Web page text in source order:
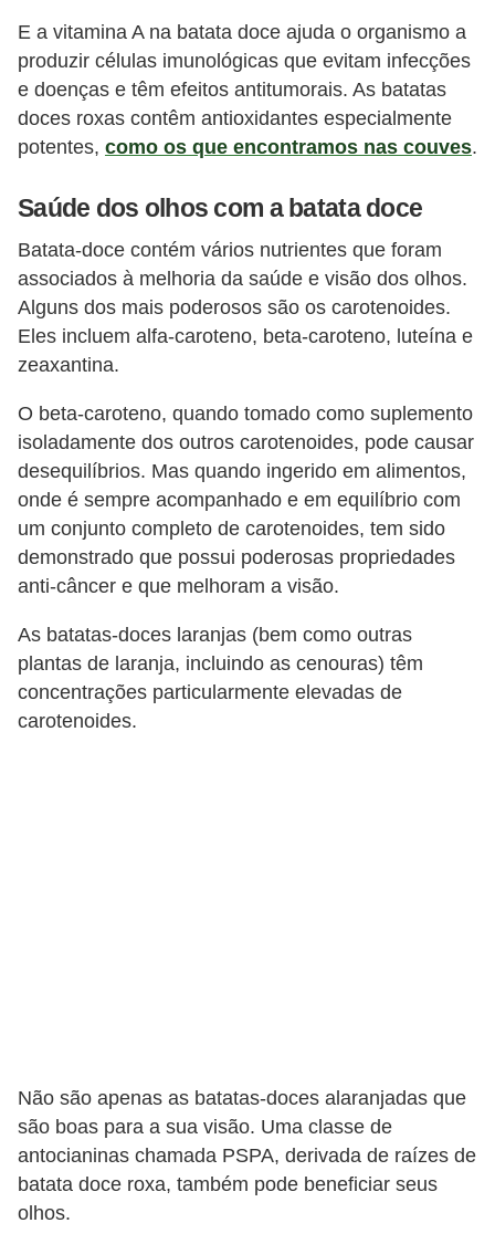
E a vitamina A na batata doce ajuda o organismo a
produzir células imunológicas que evitam infecções
e doenças e têm efeitos antitumorais. As batatas
doces roxas contêm antioxidantes especialmente
potentes, como os que encontramos nas couves.
Saúde dos olhos com a batata doce
Batata-doce contém vários nutrientes que foram
associados à melhoria da saúde e visão dos olhos.
Alguns dos mais poderosos são os carotenoides.
Eles incluem alfa-caroteno, beta-caroteno, luteína e
zeaxantina.
O beta-caroteno, quando tomado como suplemento
isoladamente dos outros carotenoides, pode causar
desequilíbrios. Mas quando ingerido em alimentos,
onde é sempre acompanhado e em equilíbrio com
um conjunto completo de carotenoides, tem sido
demonstrado que possui poderosas propriedades
anti-câncer e que melhoram a visão.
As batatas-doces laranjas (bem como outras
plantas de laranja, incluindo as cenouras) têm
concentrações particularmente elevadas de
carotenoides.
Não são apenas as batatas-doces alaranjadas que
são boas para a sua visão. Uma classe de
antocianinas chamada PSPA, derivada de raízes de
batata doce roxa, também pode beneficiar seus
olhos.